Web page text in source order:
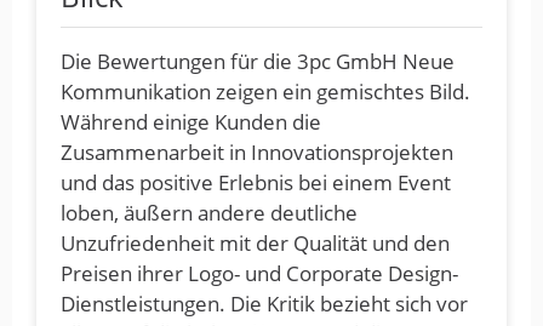
Die Bewertungen für die 3pc GmbH Neue
Kommunikation zeigen ein gemischtes Bild.
Während einige Kunden die
Zusammenarbeit in Innovationsprojekten
und das positive Erlebnis bei einem Event
loben, äußern andere deutliche
Unzufriedenheit mit der Qualität und den
Preisen ihrer Logo- und Corporate Design-
Dienstleistungen. Die Kritik bezieht sich vor